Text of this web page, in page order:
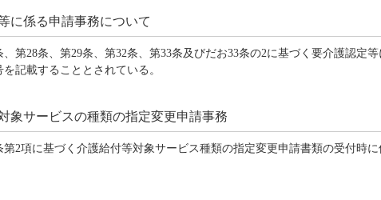
に係る申請事務について
、第28条、第29条、第32条、第33条及びだお33条の2に基づく要介護認定
記載することとされている。
象サービスの種類の指定変更申請事務
第2項に基づく介護給付等対象サービス種類の指定変更申請書類の受付時